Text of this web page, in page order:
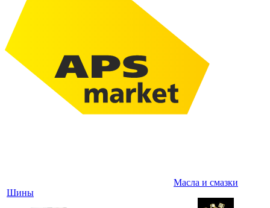
Шины
Масла и смазки